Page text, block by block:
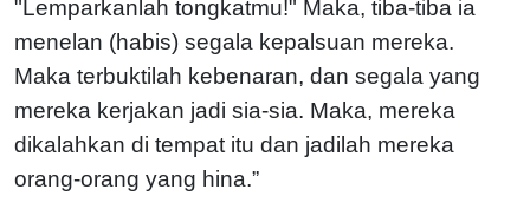
"Lemparkanlah tongkatmu!" Maka, tiba-tiba ia
menelan (habis) segala kepalsuan mereka.
Maka terbuktilah kebenaran, dan segala yang
mereka kerjakan jadi sia-sia. Maka, mereka
dikalahkan di tempat itu dan jadilah mereka
orang-orang yang hina.”